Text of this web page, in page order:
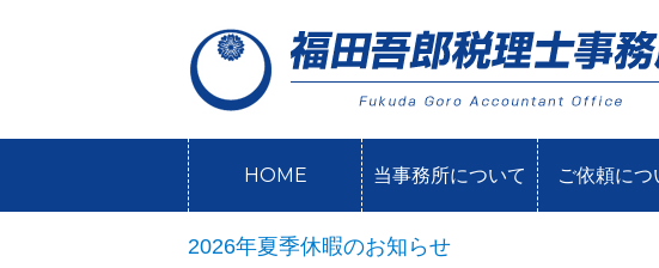
HOME 当事務所について ご依頼につ
2026年夏季休暇のお知らせ